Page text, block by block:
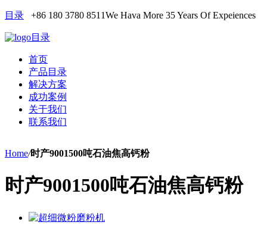
目录 +86 180 3780 8511We Hava More 35 Years Of Expeiences
目录
首页
产品目录
解决方案
成功案例
关于我们
联系我们
Home/时产9001500吨石油焦高钙粉
时产9001500吨石油焦高钙粉